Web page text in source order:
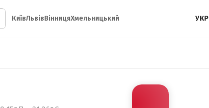
КиївЛьвівВінницяХмельницький УКР